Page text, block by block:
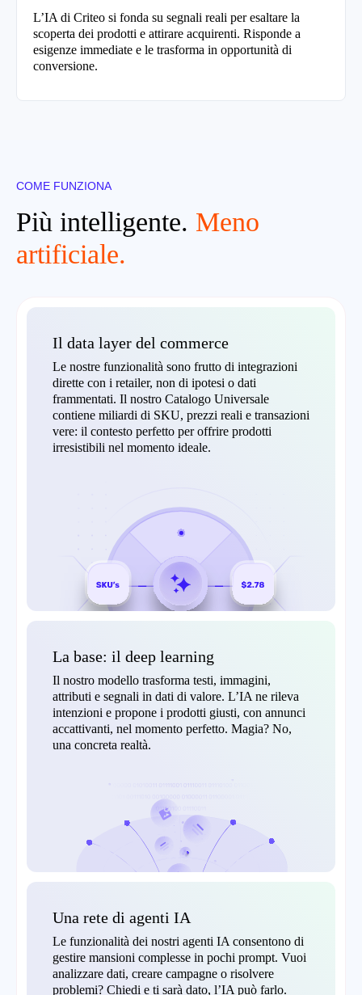
L’IA di Criteo si fonda su segnali reali per esaltare la
scoperta dei prodotti e attirare acquirenti. Risponde a
esigenze immediate e le trasforma in opportunità di
conversione.
COME FUNZIONA
Più intelligente. Meno
artificiale.
Il data layer del commerce
Le nostre funzionalità sono frutto di integrazioni
dirette con i retailer, non di ipotesi o dati
frammentati. Il nostro Catalogo Universale
contiene miliardi di SKU, prezzi reali e transazioni
vere: il contesto perfetto per offrire prodotti
irresistibili nel momento ideale.
La base: il deep learning
Il nostro modello trasforma testi, immagini,
attributi e segnali in dati di valore. L’IA ne rileva
intenzioni e propone i prodotti giusti, con annunci
accattivanti, nel momento perfetto. Magia? No,
una concreta realtà.
Una rete di agenti IA
Le funzionalità dei nostri agenti IA consentono di
gestire mansioni complesse in pochi prompt. Vuoi
analizzare dati, creare campagne o risolvere
problemi? Chiedi e ti sarà dato, l’IA può farlo.